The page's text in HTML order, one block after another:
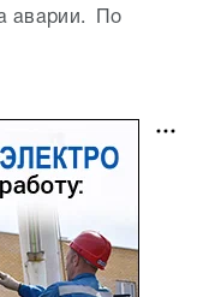
аварии. По